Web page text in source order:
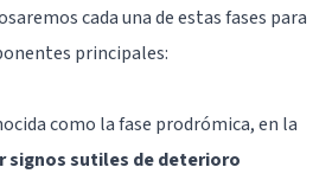
cada una de estas fases para
principales:
como la fase prodrómica, en la
signos sutiles de deterioro